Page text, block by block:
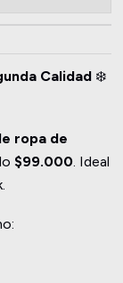
Calidad❄️
ropa de
$99.000. Ideal